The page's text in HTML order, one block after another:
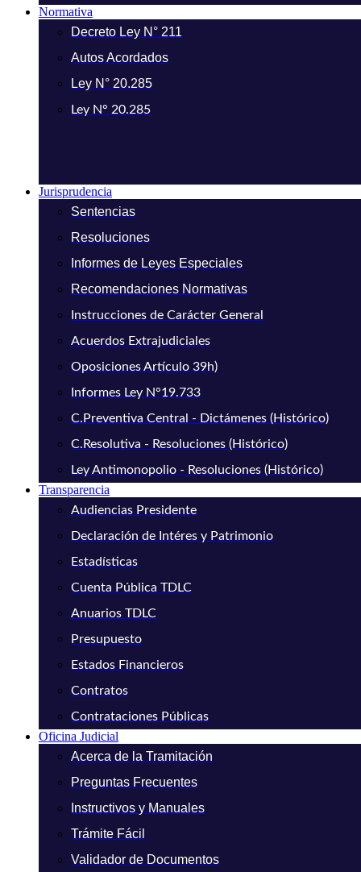
Normativa
Decreto Ley N° 211
Autos Acordados
Ley N° 20.285
Ley N° 20.285
Jurisprudencia
Sentencias
Resoluciones
Informes de Leyes Especiales
Recomendaciones Normativas
Instrucciones de Carácter General
Acuerdos Extrajudiciales
Oposiciones Artículo 39h)
Informes Ley N°19.733
C.Preventiva Central - Dictámenes (Histórico)
C.Resolutiva - Resoluciones (Histórico)
Ley Antimonopolio - Resoluciones (Histórico)
Transparencia
Audiencias Presidente
Declaración de Intéres y Patrimonio
Estadísticas
Cuenta Pública TDLC
Anuarios TDLC
Presupuesto
Estados Financieros
Contratos
Contrataciones Públicas
Oficina Judicial
Acerca de la Tramitación
Preguntas Frecuentes
Instructivos y Manuales
Trámite Fácil
Validador de Documentos